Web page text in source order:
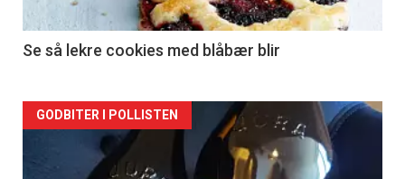
2
Se så lekre cookies med blåbær blir
Forsiden
akkurat
GODBITER I POLLISTEN